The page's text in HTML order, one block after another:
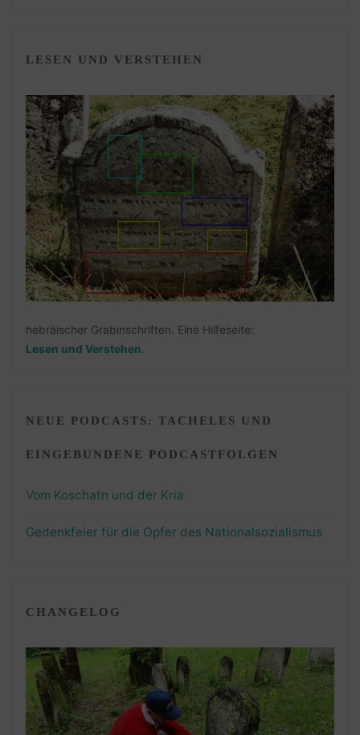
LESEN UND VERSTEHEN
hebräischer Grabinschriften. Eine Hilfeseite:
Lesen und Verstehen
NEUE PODCASTS: TACHELES UND
EINGEBUNDENE PODCASTFOLGEN
Vom Koschatn und der Kria
Gedenkfeier für die Opfer des Nationalsozialismus
CHANGELOG